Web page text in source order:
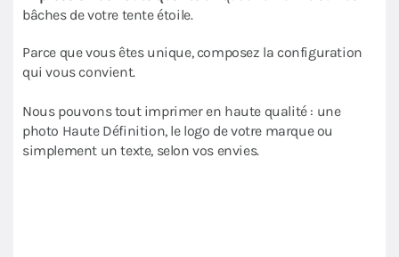
bâches de votre tente étoile.
Parce que vous êtes unique, composez la configuration
qui vous convient.
Nous pouvons tout imprimer en haute qualité : une
photo Haute Définition, le logo de votre marque ou
simplement un texte, selon vos envies.